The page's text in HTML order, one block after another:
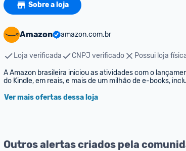
Sobre a loja
Amazon amazon.com.br
Loja verificada CNPJ verificado
Possui loja
A Amazon brasileira iniciou as atividades com o
do Kindle, em reais, e mais de um milhão de e-books,
Ver mais ofertas dessa loja
Outros alertas criados pela